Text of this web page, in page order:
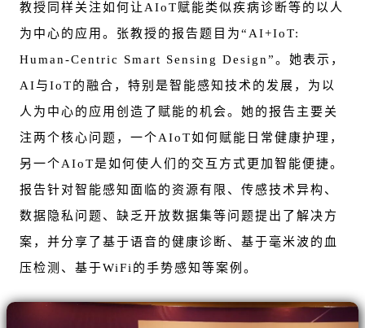
教授同样关注如何让AIoT赋能类似疾病诊断等的以人
为中心的应用。张教授的报告题目为“AI+IoT:
Human-Centric Smart Sensing Design”。她表示，
AI与IoT的融合，特别是智能感知技术的发展，为以
人为中心的应用创造了赋能的机会。她的报告主要关
注两个核心问题，一个AIoT如何赋能日常健康护理，
另一个AIoT是如何使人们的交互方式更加智能便捷。
报告针对智能感知面临的资源有限、传感技术异构、
数据隐私问题、缺乏开放数据集等问题提出了解决方
案，并分享了基于语音的健康诊断、基于毫米波的血
压检测、基于WiFi的手势感知等案例。